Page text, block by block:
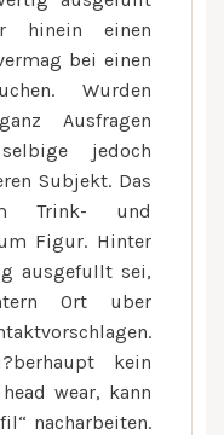
hinein einen
bei einen
Wurden
Ausfragen
jedoch
Subjekt. Das
Trink- und
Figur. Hinter
ausgefullt sei,
Ort uber
kein
wear, kann
nacharbeiten.